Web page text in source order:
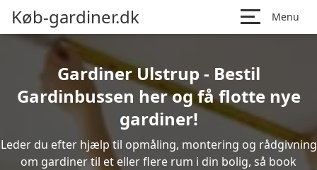
Køb-gardiner.dk Menu
Gardiner Ulstrup - Bestil
Gardinbussen her og få flotte nye
gardiner!
Leder du efter hjælp til opmåling, montering og rådgivning
om gardiner til et eller flere rum i din bolig, så book